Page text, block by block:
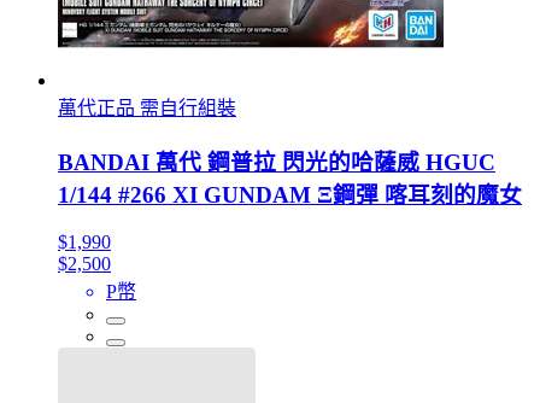
萬代正品 需自行組裝
BANDAI 萬代 鋼普拉 閃光的哈薩威 HGUC
1/144 #266 XI GUNDAM Ξ鋼彈 喀耳刻的魔女
$1,990
$2,500
P幣